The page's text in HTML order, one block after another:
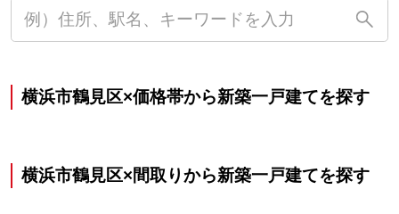
横浜市鶴見区×価格帯から新築一戸建てを探す
横浜市鶴見区×間取りから新築一戸建てを探す